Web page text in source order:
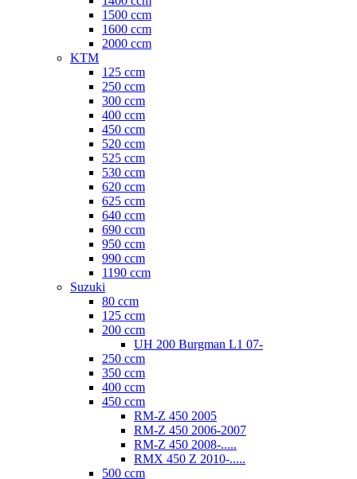
1500 ccm
1600 ccm
2000 ccm
KTM
125 ccm
250 ccm
300 ccm
400 ccm
450 ccm
520 ccm
525 ccm
530 ccm
620 ccm
625 ccm
640 ccm
690 ccm
950 ccm
990 ccm
1190 ccm
Suzuki
80 ccm
125 ccm
200 ccm
UH 200 Burgman L1 07-
250 ccm
350 ccm
400 ccm
450 ccm
RM-Z 450 2005
RM-Z 450 2006-2007
RM-Z 450 2008-.....
RMX 450 Z 2010-.....
500 ccm